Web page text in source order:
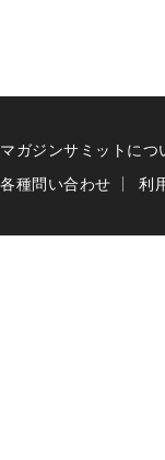
マガジンサミットにつ
各種問い合わせ
利